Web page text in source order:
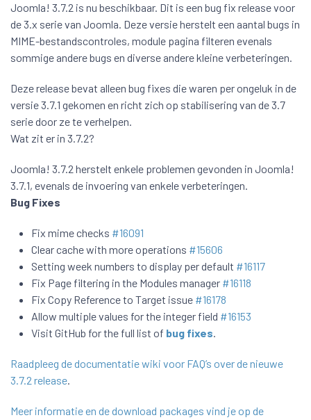
Joomla! 3.7.2 is nu beschikbaar. Dit is een bug fix release voor
de 3.x serie van Joomla. Deze versie herstelt een aantal bugs in
MIME-bestandscontroles, module pagina filteren evenals
sommige andere bugs en diverse andere kleine verbeteringen.
Deze release bevat alleen bug fixes die waren per ongeluk in de
versie 3.7.1 gekomen en richt zich op stabilisering van de 3.7
serie door ze te verhelpen.
Wat zit er in 3.7.2?
Joomla! 3.7.2 herstelt enkele problemen gevonden in Joomla!
3.7.1, evenals de invoering van enkele verbeteringen.
Bug Fixes
Fix mime checks #16091
Clear cache with more operations #15606
Setting week numbers to display per default #16117
Fix Page filtering in the Modules manager #16118
Fix Copy Reference to Target issue #16178
Allow multiple values for the integer field #16153
Visit GitHub for the full list of bug fixes.
Raadpleeg de documentatie wiki voor FAQ’s over de nieuwe
3.7.2 release.
Meer informatie en de download packages vind je op de